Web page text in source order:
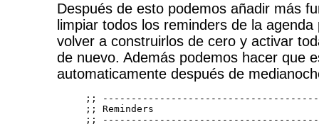
Después de esto podemos añadir más
limpiar todos los reminders de la
volver a construirlos de cero y activar
de nuevo. Además podemos hacer que
automaticamente después de
;;
;; Reminders
;;